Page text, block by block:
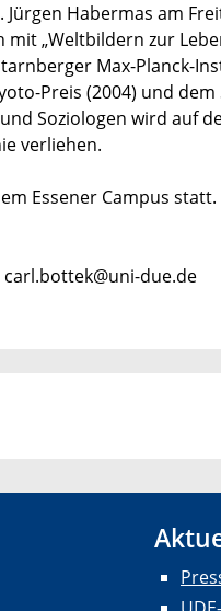
Habermas am
„Weltbildern zur
Max-Planck-
Preis (2004) und
Soziologen wird auf
verliehen.
Essener Campus statt.
due.de